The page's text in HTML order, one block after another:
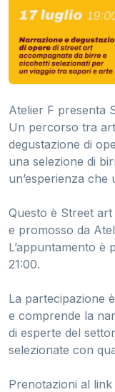
Atelier F presenta
Un percorso tra
degustazione di
una selezione di
un’esperienza
Questo è Street
e promosso da
L’appuntamento è
21:00.
La partecipazione
e comprende la
di esperte del
selezionate con
Prenotazioni al link